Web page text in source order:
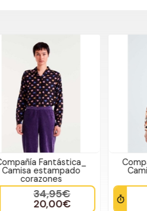
Compañía Fantástica_
Camisa manga larga
lunares
46,95€
20,00€